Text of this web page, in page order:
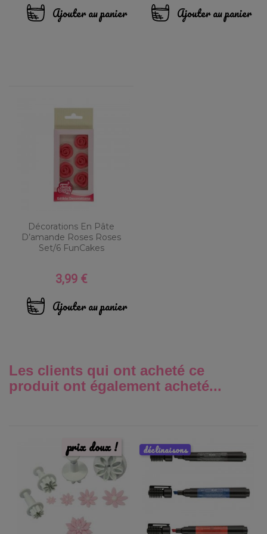
Ajouter au panier Ajouter au panier
Décorations En Pâte
D’amande Roses Roses
Set/6 FunCakes
Prix
3,99 €
Ajouter au panier
Les clients qui ont acheté ce
produit ont également acheté...
prix doux ! déclinaisons